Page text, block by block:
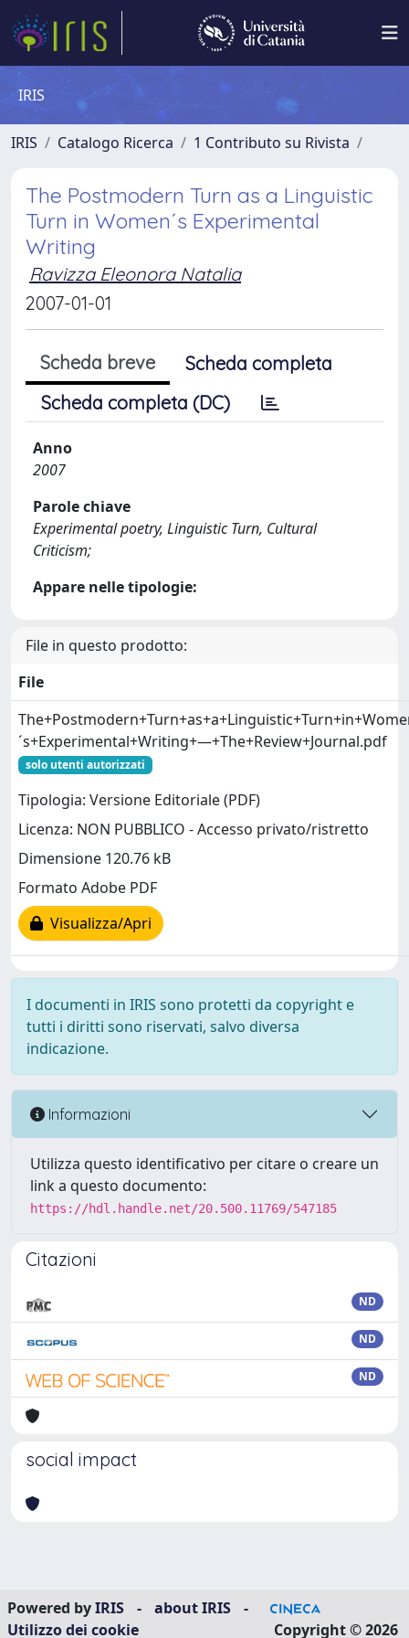
IRIS
IRIS Catalogo Ricerca 1 Contributo su Rivista
The Postmodern Turn as a Linguistic
Turn in Women´s Experimental
Writing
Ravizza Eleonora Natalia
2007-01-01
Scheda breve
Scheda completa
Scheda completa (DC)
Anno
2007
Parole chiave
Experimental poetry, Linguistic Turn, Cultural
Criticism;
Appare nelle tipologie:
File in questo prodotto:
File
´s+Experimental+Writing+—+The+Review+Journal.pdf
solo utenti autorizzati
Tipologia: Versione Editoriale (PDF)
Licenza: NON PUBBLICO - Accesso privato/ristretto
Dimensione 120.76 kB
Formato Adobe PDF
Visualizza/Apri
I documenti in IRIS sono protetti da copyright e
tutti i diritti sono riservati, salvo diversa
indicazione.
Informazioni
Utilizza questo identificativo per citare o creare un
link a questo documento:
https://hdl.handle.net/20.500.11769/547185
Citazioni
ND
ND
ND
social impact
Powered byIRIS - about IRIS
-
Utilizzo dei cookie
Copyright © 2026